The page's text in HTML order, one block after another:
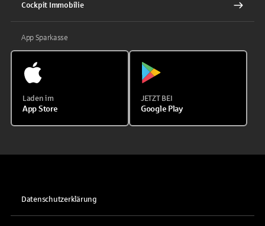
Cockpit Immobilie
App Sparkasse
Laden im
App Store
JETZT BEI
Google Play
Datenschutzerklärung